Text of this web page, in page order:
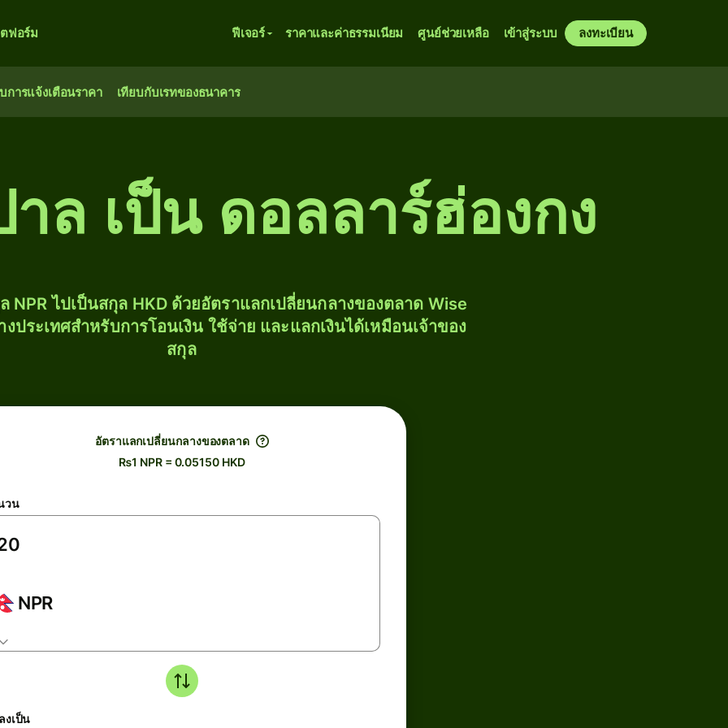
ฟอร์ม ฟีเจอร์ ราคาและค่าธรรมเนียม ศูนย์ช่วยเหลือ เข้าสู่ระบบ ลงทะเบียน
การแจ้งเตือนราคา เทียบกับเรทของธนาคาร
าล เป็น ดอลลาร์ฮ่องกง
NPR ไปเป็นสกุล HKD ด้วยอัตราแลกเปลี่ยนกลางของตลาด Wise
ประเทศสำหรับการโอนเงิน ใช้จ่าย และแลกเงินได้เหมือนเจ้าของ
สกุล
อัตราแลกเปลี่ยนกลางของตลาด
₨1 NPR = 0.05150 HKD
วน
NPR
งเป็น